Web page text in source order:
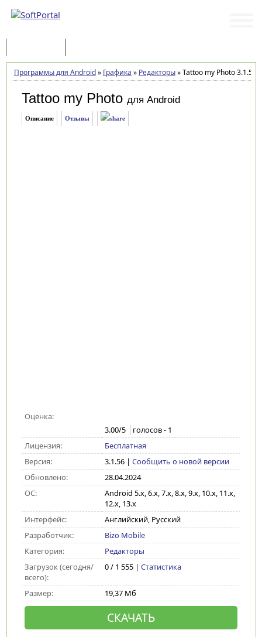
Программы для Android» Графика » Редакторы»Tattoo my Photo 3.1.56
Tattoo my Photo для Android
Описание Отзывы
Оценка:
3.00/5 голосов - 1
Лицензия:
Бесплатная
Версия:
3.1.56| Сообщить о новой версии
Обновлено:
28.04.2024
ОС:
Android 5.x, 6.x, 7.x, 8.x, 9.x, 10.x, 11.x,
12.x, 13.x
Интерфейс:
Английский, Русский
Разработчик:
Bizo Mobile
Категория:
Редакторы
Загрузок (сегодня/
всего):
0 / 1 555 | Статистика
Размер: 19,37 Мб
СКАЧАТЬ